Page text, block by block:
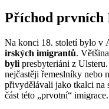
Příchod prvních
Na konci 18. století bylo v
irských imigrantů.
byli presbyteriáni z
nejčastěji řemeslníky nebo
přivydělávali jako tkalci na
část této „prvotní“ imigrace.